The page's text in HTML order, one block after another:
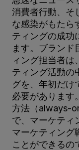
消費者行動、そ
な感染がもたら
ティングの成功
ます。ブランド
ィング担当者は
ティング活動の
グを、年初だけ
必要があります
方法（always-
で、マーケティ
マーケティング
ことができるの